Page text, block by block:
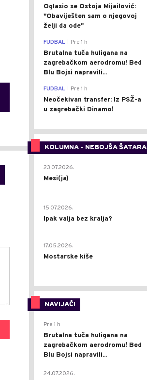
Oglasio se Ostoja Mijailović:
"Obaviješten sam o njegovoj
želji da ode"
FUDBAL Pre 1 h
Brutalna tuča huligana na
zagrebačkom aerodromu! Bed
Blu Bojsi napravili...
FUDBAL Pre 1 h
Neočekivan transfer: Iz PSŽ-a
u zagrebački Dinamo!
KOLUMNA - NEBOJŠA ŠATARA
23.07.2026.
Mesi(ja)
15.07.2026.
Ipak valja bez kralja?
17.05.2026.
Mostarske kiše
NAVIJAČI
Pre 1 h
Brutalna tuča huligana na
zagrebačkom aerodromu! Bed
Blu Bojsi napravili...
24.07.2026.